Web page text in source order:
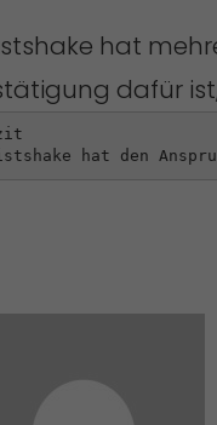
hat
dafür
hat den